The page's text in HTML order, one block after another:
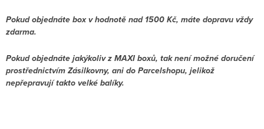
Pokud objednáte box v hodnotě nad 1500 Kč, máte dopravu vždy
zdarma.
Pokud objednáte jakýkoliv z MAXI boxů, tak není možné doručení
prostřednictvím Zásilkovny, ani do Parcelshopu, jelikož
nepřepravují takto velké balíky.